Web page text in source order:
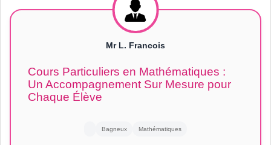
Mr L. Francois
Cours Particuliers en Mathématiques :
Un Accompagnement Sur Mesure pour
Chaque Élève
Bagneux Mathématiques